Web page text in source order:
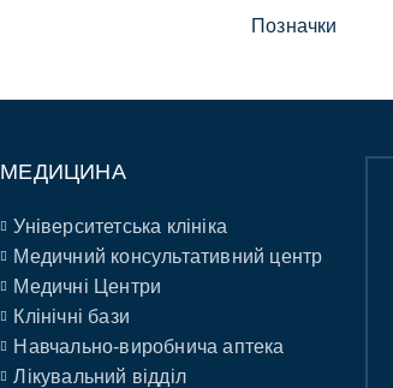
Позначки
МЕДИЦИНА
Університетська клініка
Медичний консультативний центр
Медичні Центри
Клінічні бази
Навчально-виробнича аптека
Лікувальний відділ